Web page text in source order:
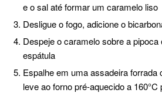
e o sal até formar um caramelo liso
Desligue o fogo, adicione o
Despeje o caramelo sobre a
espátula
Espalhe em uma assadeira forrada
leve ao forno pré-aquecido a 160°C